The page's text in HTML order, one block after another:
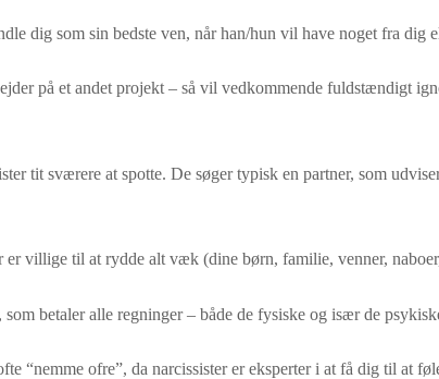
dig som sin bedste ven, når han/hun vil have noget fra dig
på et andet projekt – så vil vedkommende fuldstændigt
tit sværere at spotte. De søger typisk en partner, som
er villige til at rydde alt væk (dine børn, familie, venner,
betaler alle regninger – både de fysiske og især de
“nemme ofre”, da narcissister er eksperter i at få dig til at